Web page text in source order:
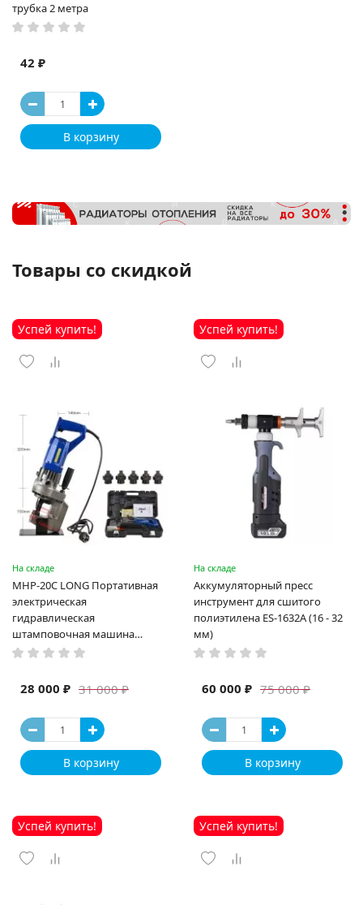
трубка 2 метра
42 ₽
В корзину
Товары со скидкой
Успей купить!
На складе
MHP-20C LONG Портативная
электрическая
гидравлическая
штамповочная машина
высокая мощность и мощный
машина
31 000 ₽
28 000 ₽
В корзину
Успей купить!
На складе
Аккумуляторный пресс
инструмент для сшитого
полиэтилена ES-1632A (16 - 32
мм)
75 000 ₽
60 000 ₽
В корзину
Успей купить! Успей купить!